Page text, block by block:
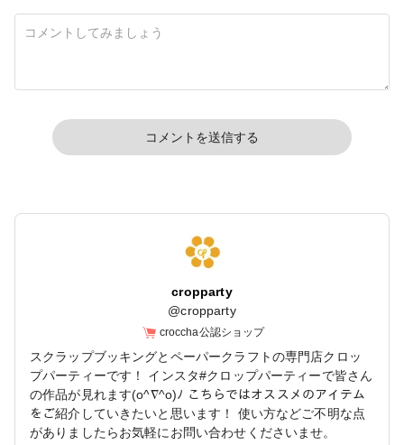
コメントを送信する
cropparty
@cropparty
croccha公認ショップ
スクラップブッキングとペーパークラフトの専門店クロッ
プパーティーです！ インスタ#クロップパーティーで皆さん
の作品が見れます(o^∇^o)ﾉ こちらではオススメのアイテム
をご紹介していきたいと思います！ 使い方などご不明な点
がありましたらお気軽にお問い合わせくださいませ。